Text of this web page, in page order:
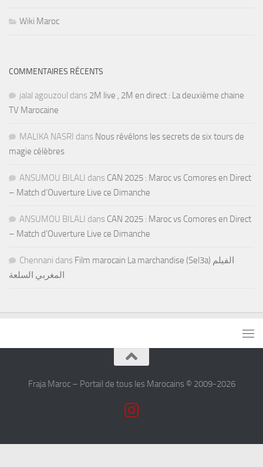
Wiki Maroc
COMMENTAIRES RÉCENTS
jalal agouzoul dans 2M live , 2M en direct : La deuxième chaine
TV Marocaine
MALIKA NASRI dans Nous révélons les secrets de six tours de
magie célèbres
ANSUMOU BILALI dans CAN 2025 : Maroc vs Comores en Direct
– Match d’Ouverture Live ce Dimanche
ANSUMOU BILALI dans CAN 2025 : Maroc vs Comores en Direct
– Match d’Ouverture Live ce Dimanche
Chennani dans Film marocain La marchandise (Sel3a) الفيلم
المغربي السلعة
Fraja Maroc – Portail de tous les Marocains © 2009-2026